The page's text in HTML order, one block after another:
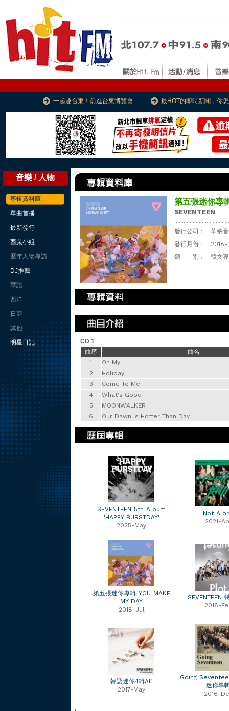
一起趣台東！前進台東博覽會 最HOT的即時新聞，你
音樂 / 人物
專輯資料庫
單曲首播
最新發行
西朵小姐
歷年人物專訪
DJ推薦
華語
西洋
日亞
其他
明星日記
第五張迷你專
SEVENTEEN
發行公司：
華納
發行月份：
類 別：
韓文
CD 1
曲序
曲名
1
Oh My!
2
Holiday
3
Come To Me
4
What's Good
5
MOONWALKER
6
Our Dawn Is Hotter Than Day
SEVENTEEN 5th Album
'HAPPY BURSTDAY'
2025-May
Not
2021-
第五張迷你專輯 YOU MAKE
MY DAY
2018-Jul
SEVENTEEN
2018-
韓語迷你4輯Al1
2017-May
Going
迷你專
2016-